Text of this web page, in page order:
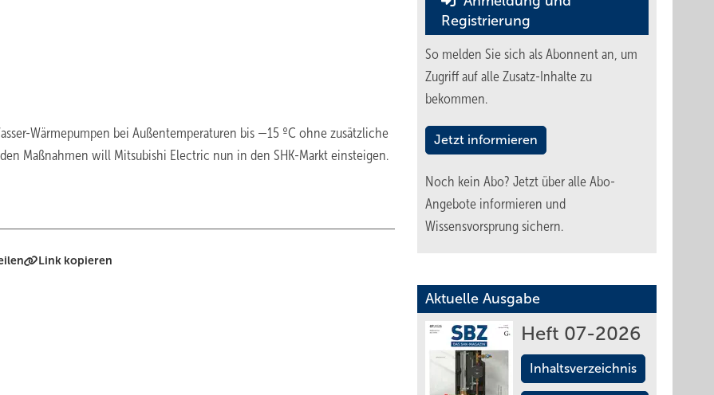
Wärmepumpen bei Außentemperaturen bis —15 ºC ohne zusätzliche
Maßnahmen will Mitsubishi Electric nun in den SHK-Markt einsteigen.
Link kopieren
Registrierung
So melden Sie sich als Abonnent an, um
Zugriff auf alle Zusatz-Inhalte zu
bekommen.
Jetzt informieren
Noch kein Abo? Jetzt über alle Abo-
Angebote informieren und
Wissensvorsprung sichern.
Aktuelle Ausgabe
Heft 07-2026
Inhaltsverzeichnis